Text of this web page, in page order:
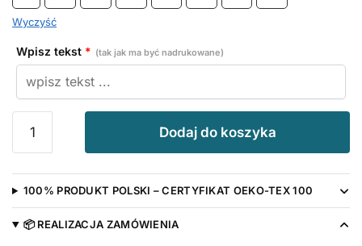
Wyczyść
Wpisz tekst * (tak jak ma być nadrukowane)
Maskotka
Kangurek
Duży
z
Twoim
Nadrukiem
Dodaj do koszyka
100% PRODUKT POLSKI – CERTYFIKAT OEKO-TEX 100
📦 REALIZACJA ZAMÓWIENIA